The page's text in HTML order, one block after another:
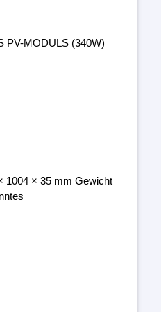
PV-MODULS (340W)
1004 × 35 mm Gewicht